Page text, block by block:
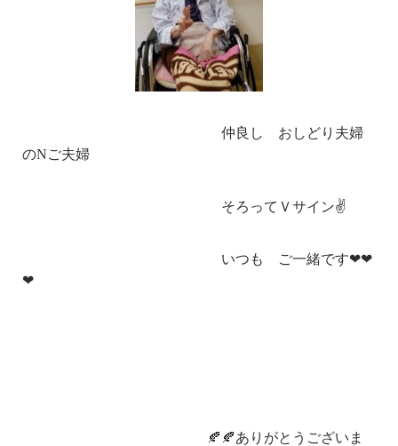
仲良し おしどり夫婦
のNご夫婦
そろってＶサイン✌
いつも ご一緒です❤❤
❤
🍂🍂ありがとうございま